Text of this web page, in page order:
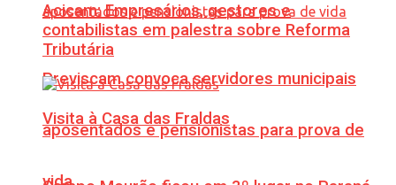
Previscam convoca servidores municipais
aposentados e pensionistas para prova de
Acicam: Empresários, gestores e
contabilistas em palestra sobre Reforma
Tributária
Visita à Casa das Fraldas